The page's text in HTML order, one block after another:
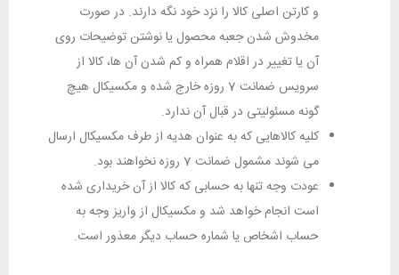
و کارتن اصلی کالا را نزد خود نگه دارند. در صورت
مخدوش شدن جعبه محصول یا نوشتن توضیحات روی
آن یا تغییر در اقلام همراه و کم شدن آن ها، کالا از
سرویس ضمانت 7 روزه خارج شده و مکسیکال هیچ
گونه مسئولیتی در قبال آن ندارد.
کلیه کالاهایی که به عنوان هدیه از طرف مکسیکال ارسال
می شوند مشمول ضمانت 7 روزه نخواهند بود.
عودت وجه تنها به حسابی که کالا از آن خریداری شده
است انجام خواهد شد و مکسیکال از واریز وجه به
حساب اشخاص یا شماره حساب دیگر معذور است.